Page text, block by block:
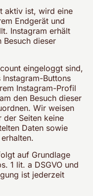
aktiv ist, wird eine
Endgerät und
Instagram erhält
Besuch dieser
eingeloggt sind,
Buttons
Instagram-Profil
den Besuch dieser
Wir weisen
der Seiten keine
Daten sowie
auf Grundlage
1 lit. a DSGVO und
ist jederzeit